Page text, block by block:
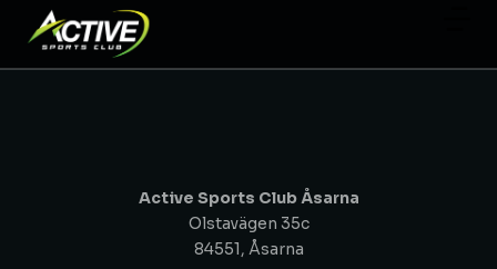
Active Sports Club Åsarna
Olstavägen 35c
84551, Åsarna